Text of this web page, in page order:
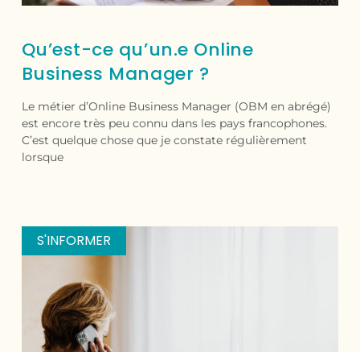
Qu’est-ce qu’un.e Online
Business Manager ?
Le métier d’Online Business Manager (OBM en abrégé)
est encore très peu connu dans les pays francophones.
C’est quelque chose que je constate régulièrement
lorsque
S'INFORMER